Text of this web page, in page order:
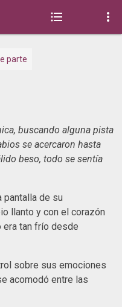
 
parte
buscando alguna pista
se acercaron hasta
beso, todo se sentía
pantalla de su
llanto y con el corazón
era tan frío desde
sobre sus emociones
acomodó entre las